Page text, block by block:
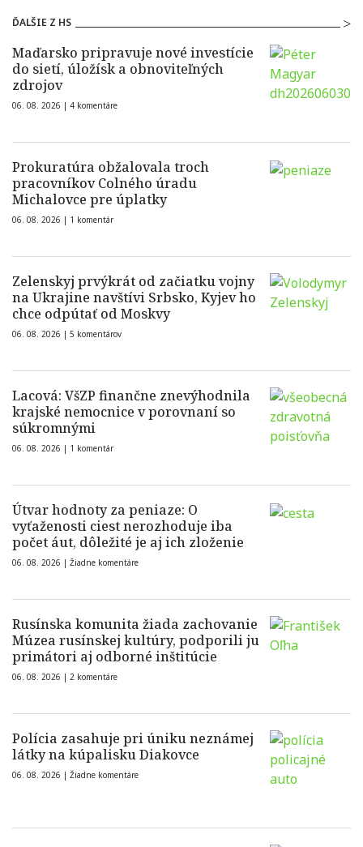
ĎALŠIE Z HS
Maďarsko pripravuje nové investície
do sietí, úložísk a obnoviteľných
zdrojov
06. 08. 2026 | 4 komentáre
Prokuratúra obžalovala troch
pracovníkov Colného úradu
Michalovce pre úplatky
06. 08. 2026 | 1 komentár
Zelenskyj prvýkrát od začiatku vojny
na Ukrajine navštívi Srbsko, Kyjev ho
chce odpútať od Moskvy
06. 08. 2026 | 5 komentárov
Lacová: VšZP finančne znevýhodnila
krajské nemocnice v porovnaní so
súkromnými
06. 08. 2026 | 1 komentár
Útvar hodnoty za peniaze: O
vyťaženosti ciest nerozhoduje iba
počet áut, dôležité je aj ich zloženie
06. 08. 2026 | Žiadne komentáre
Rusínska komunita žiada zachovanie
Múzea rusínskej kultúry, podporili ju
primátori aj odborné inštitúcie
06. 08. 2026 | 2 komentáre
Polícia zasahuje pri úniku neznámej
látky na kúpalisku Diakovce
06. 08. 2026 | Žiadne komentáre